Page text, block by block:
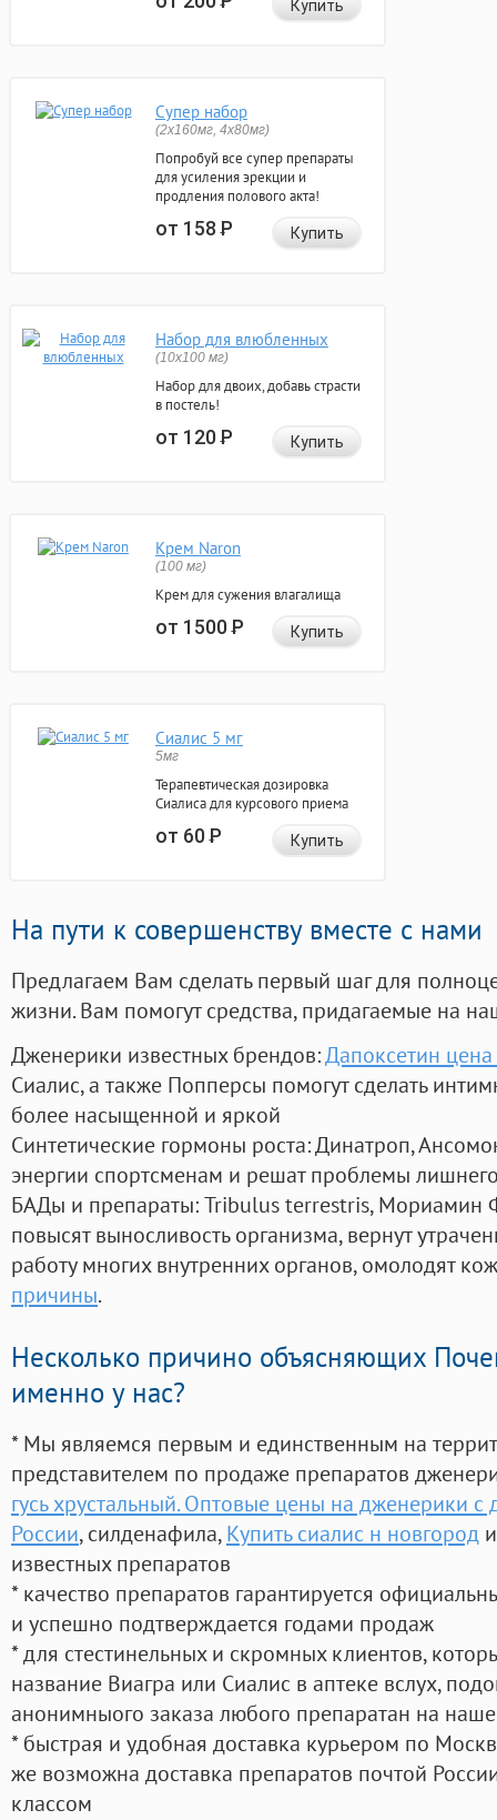
Купить
Супер набор
(2х160мг, 4х80мг)
Попробуй все супер препараты
для усиления эрекции и
продления полового акта!
от 158Р Купить
Набор для влюбленных
(10х100 мг)
Набор для двоих, добавь страсти
в постель!
от 120Р Купить
Крем Naron
(100 мг)
Крем для сужения влагалища
от 1500Р Купить
Сиалис 5 мг
5мг
Терапевтическая дозировка
Сиалиса для курсового приема
от 60Р Купить
На пути к совершенству вместе с нами
Предлагаем Вам сделать первый шаг для
жизни. Вам помогут средства, придагаемые на
Дженерики известных брендов:Дапоксетин
Сиалис, а также Попперсы помогут сделать
более насыщенной и яркой
Синтетические гормоны роста: Динатроп,
энергии спортсменам и решат проблемы
БАДы и препараты:Tribulus terrestris, Мориамин
повысят выносливость организма, вернут
работу многих внутренних органов, омолодят
причины.
Несколько причино объясняющих
именно у нас?
* Мы являемся первым и единственным на
представителем по продаже препаратов
гусь хрустальный. Оптовые цены на дженерики с
России, силденафила, Купить сиалис н новгород
известных препаратов
* качество препаратов гарантируется
и успешно подтверждается годами продаж
* для стестинельных и скромных клиентов,
название Виагра или Сиалис в аптеке вслух,
анонимныого заказа любого препаратан на
* быстрая и удобная доставка курьером по
же возможна доставка препаратов почтой
классом